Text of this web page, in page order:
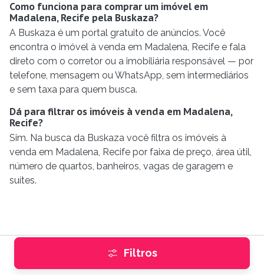
Filtros
Como funciona para comprar um imóvel em
Madalena, Recife pela Buskaza?
A Buskaza é um portal gratuito de anúncios. Você
encontra o imóvel à venda em Madalena, Recife e fala
direto com o corretor ou a imobiliária responsável — por
telefone, mensagem ou WhatsApp, sem intermediários
e sem taxa para quem busca.
Dá para filtrar os imóveis à venda em Madalena,
Recife?
Sim. Na busca da Buskaza você filtra os imóveis à
venda em Madalena, Recife por faixa de preço, área útil,
número de quartos, banheiros, vagas de garagem e
suítes.